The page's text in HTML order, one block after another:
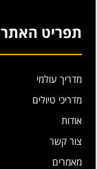
תפריט האתר
מדריך עולמי
מדריכי טיולים
אודות
צור קשר
מאמרים